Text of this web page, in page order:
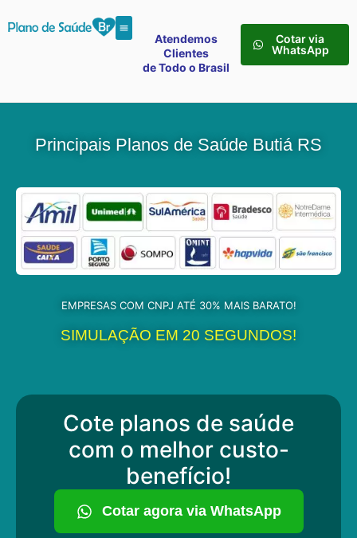
Atendemos
Clientes
de Todo o Brasil
Cotar via
WhatsApp
Principais Planos de Saúde Butiá RS
EMPRESAS COM CNPJ ATÉ 30% MAIS BARATO!
SIMULAÇÃO EM 20 SEGUNDOS!
Cote planos de saúde
com o melhor custo-
benefício!
Cotar agora via WhatsApp